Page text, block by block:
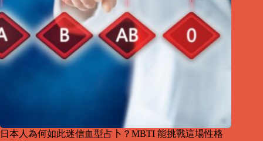
日本人為何如此迷信血型占卜？MBTI 能挑戰這場性格